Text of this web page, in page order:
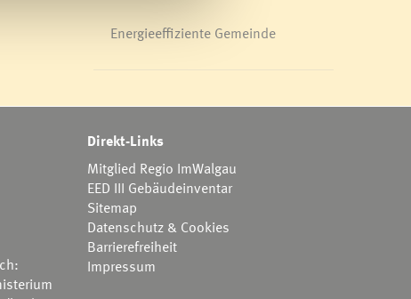
Energieeffiziente Gemeinde
Direkt-Links
Mitglied Regio ImWalgau
EED III Gebäudeinventar
Sitemap
Datenschutz & Cookies
Barrierefreiheit
Impressum